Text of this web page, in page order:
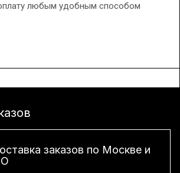
любым удобным способом
заказов по Москве и